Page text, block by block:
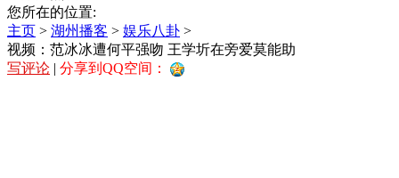
您所在的位置:
主页 > 湖州播客 > 娱乐八卦 >
视频：范冰冰遭何平强吻 王学圻在旁爱莫能助
写评论 | 分享到QQ空间：